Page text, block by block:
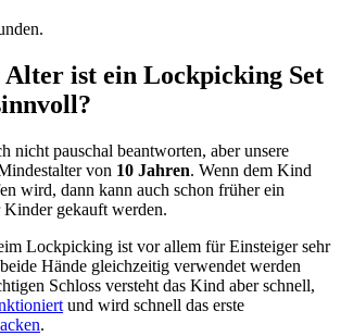
Alter ist ein Lockpicking Set
nicht pauschal beantworten, aber unsere
von 10 Jahren. Wenn dem Kind
wird, dann kann auch schon früher ein
Kinder gekauft werden.
Lockpicking ist vor allem für Einsteiger sehr
Hände gleichzeitig verwendet werden
Schloss versteht das Kind aber schnell,
und wird schnell das erste
.